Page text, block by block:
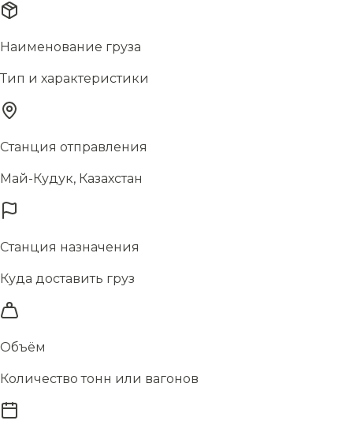
Наименование груза
Тип и характеристики
Станция отправления
Май-Кудук, Казахстан
Станция назначения
Куда доставить груз
Объём
Количество тонн или вагонов